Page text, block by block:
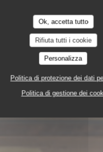
Ok, accetta tutto
Rifiuta tutti i cookie
Personalizza
Politica di protezione dei dati
Politica di gestione dei